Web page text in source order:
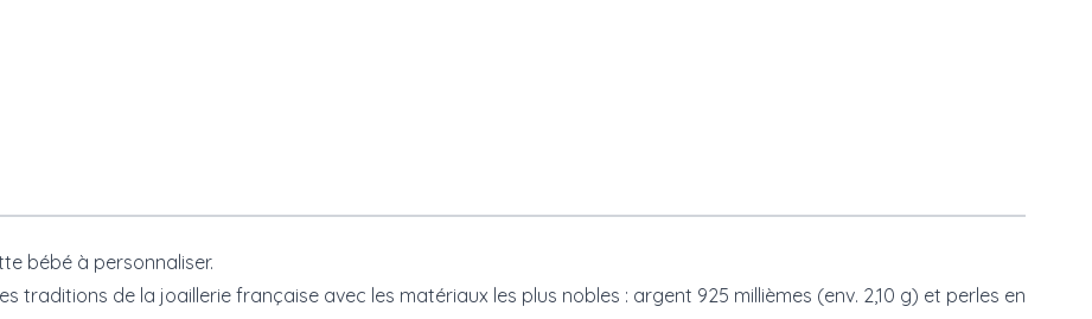
bébé à personnaliser.
traditions de la joaillerie française avec les matériaux les plus nobles : argent 925 millièmes (env. 2,10 g) et perles en